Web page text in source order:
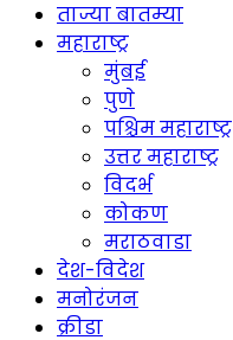
ताज्या बातम्या
महाराष्ट्र
मुंबई
पुणे
पश्चिम महाराष्ट्र
उत्तर महाराष्ट्र
विदर्भ
कोकण
मराठवाडा
देश-विदेश
मनोरंजन
क्रीडा